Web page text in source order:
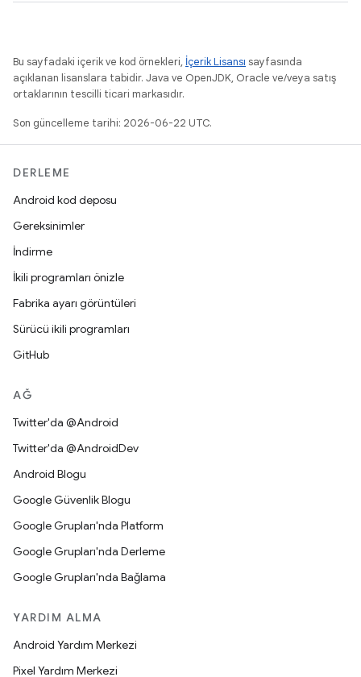
Bu sayfadaki içerik ve kod örnekleri, İçerik Lisansı sayfasında
açıklanan lisanslara tabidir. Java ve OpenJDK, Oracle ve/veya satış
ortaklarının tescilli ticari markasıdır.
Son güncelleme tarihi: 2026-06-22 UTC.
DERLEME
Android kod deposu
Gereksinimler
İndirme
İkili programları önizle
Fabrika ayarı görüntüleri
Sürücü ikili programları
GitHub
AĞ
Twitter'da @Android
Twitter'da @AndroidDev
Android Blogu
Google Güvenlik Blogu
Google Grupları'nda Platform
Google Grupları'nda Derleme
Google Grupları'nda Bağlama
YARDIM ALMA
Android Yardım Merkezi
Pixel Yardım Merkezi